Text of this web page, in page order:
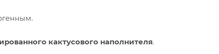
кактусового наполнителя.